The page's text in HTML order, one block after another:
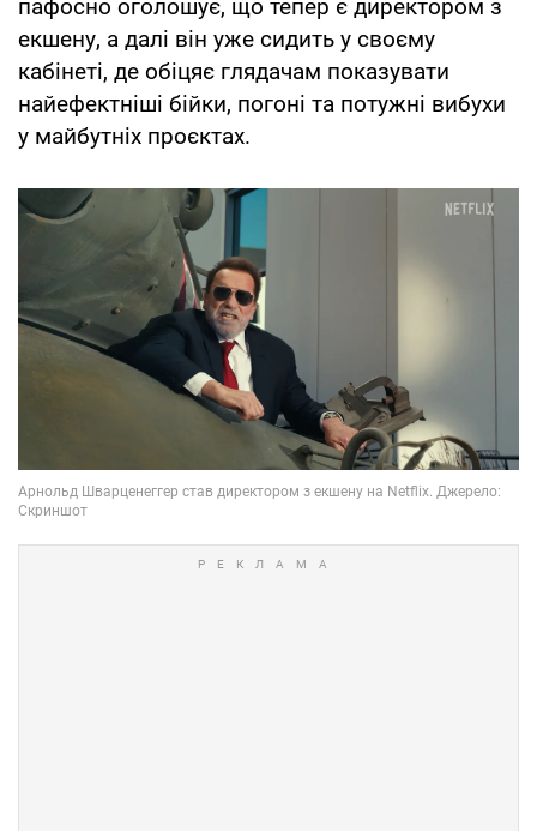
пафосно оголошує, що тепер є директором з
екшену, а далі він уже сидить у своєму
кабінеті, де обіцяє глядачам показувати
найефектніші бійки, погоні та потужні вибухи
у майбутніх проєктах.